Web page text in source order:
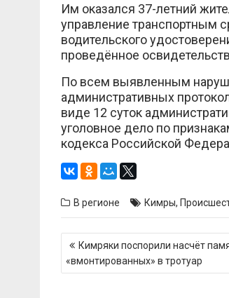
Им оказался 37-летний
управление транспортным
водительского
проведённое
По всем выявленным
административных
виде 12 суток
уголовное дело по
кодекса Российской
В регионе Кимры,
Навигация
по
записям
Кимряки поспорили насчёт
«вмонтированных» в тротуар